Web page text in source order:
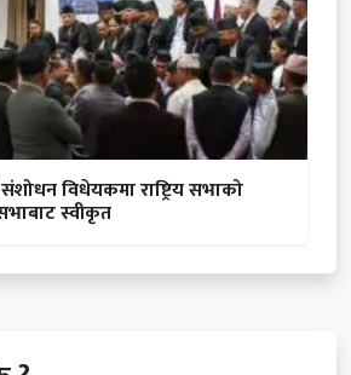
विधेयकमा राष्ट्रिय सभाको
स्वीकृत